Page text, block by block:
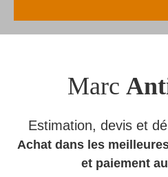
Marc
Estimation, devis et
Achat dans les
et paiement